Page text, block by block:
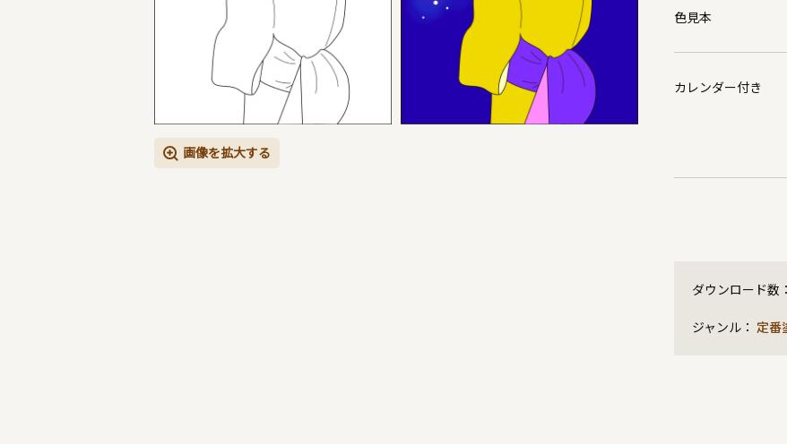
画像を拡大する
色見本
カレンダー付き
ダウンロード数：
ジャンル： 定番